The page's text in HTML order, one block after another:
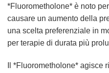
*Fluorometholone* è noto
causare un aumento della
una scelta preferenziale in
per terapie di durata più
Il *Fluorometholone* agisce